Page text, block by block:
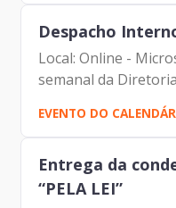
Presidência |...
Despacho
Local: Online -
semanal da
Inteligência de Mercado
Francisco Forbes –
André Tomiatto -...
EVENTO DO
Entrega da
“PELA LEI”